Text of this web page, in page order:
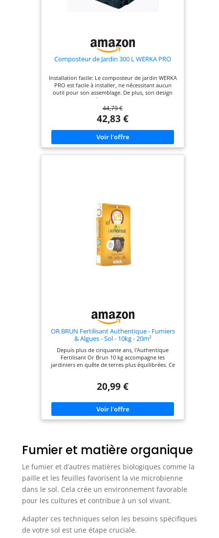
Composteur de Jardin 300 L WERKA PRO
Installation facile: Le composteur de jardin WERKA
PRO est facile à installer, ne nécessitant aucun
outil pour son assemblage. De plus, son design
permet de le déplacer facilement, pour une
utilisation pratique et sans effort Capacité
généreuse: Avec une contenance de 300 litres, ce
composteur offre une capacité optimale pour une
utilisation quotidienne, tout en restant discret
dans votre jardin, pour une intégration parfaite
Système thermique intelligent: Sa couleur noire
UV, garantissant ainsi sa durabilité
Caractéristiques techniques précises: Le
composteur présente des dimensions de L 61 cm x
P 61 cm x H 83 cm, lui permettant de s'adapter à
différents espaces. Sa couleur noire ajoute une
touche d'élégance à votre jardin
44,79 €
42,83 €
OR BRUN Fertilisant Authentique - Fumiers
& Algues - Sol - 10kg - 20m²
Depuis plus de cinquante ans, l'Authentique
Fertilisant Or Brun 10 kg accompagne les
jardiniers en quête de terres plus équilibrées. Ce
apprécient sa capacité à dynami Grâce à une
cheval et fumier bovin, cet engrais organique
soutient efficacement la croissance des végétaux.
Les nutriments présents, comme l'azote, le
phosphore et le potassium, sont libérés
meilleure aération et un drainage plus régulier.
Son action se prolonge pendant plusieurs mois,
progressivement les éléments nutritifs. Les Certifié
AMENDEMENT ORGANIQUE NF U 44-051, ce
fertilisant repose sur des fumiers et fientes
compostés. La matière sèche atteint 47 %, tandis
que la matière organique représente 24 % de la
masse sur produit sec. L'azote total s'élève à 1,3 %,
contextes, ce produit s'emploie aussi bien sur les
massifs ornementaux que dans le potager. Il
convient à la plupart des espèces et participe à
20,99 €
Fumier et matière organique
Le fumier et d’autres matières biologiques comme la
paille et les feuilles favorisent la vie microbienne
dans le sol. Cela crée un environnement favorable
pour les cultures et contribue à un sol vivant.
Adapter ces techniques selon les besoins spécifiques
de votre sol est une étape cruciale.